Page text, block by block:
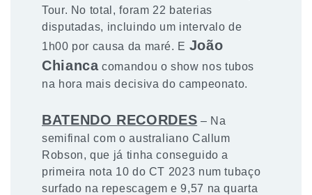
Tour. No total, foram 22 baterias
disputadas, incluindo um intervalo de
1h00 por causa da maré. E João
Chiancacomandou o show nos tubos
na hora mais decisiva do campeonato.
BATENDO RECORDES – Na
semifinal com o australiano Callum
Robson, que já tinha conseguido a
primeira nota 10 do CT 2023 num tubaço
surfado na repescagem e 9,57 na quarta